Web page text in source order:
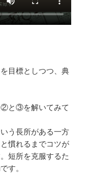
目標としつつ、典
②と③を解いてみて
う長所がある一方
慣れるまでコツが
短所を克服するた
す。